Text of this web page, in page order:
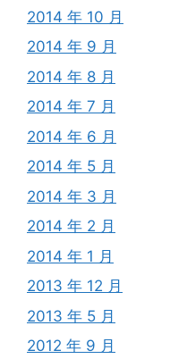
2014 年 10 月
2014 年 9 月
2014 年 8 月
2014 年 7 月
2014 年 6 月
2014 年 5 月
2014 年 3 月
2014 年 2 月
2014 年 1 月
2013 年 12 月
2013 年 5 月
2012 年 9 月